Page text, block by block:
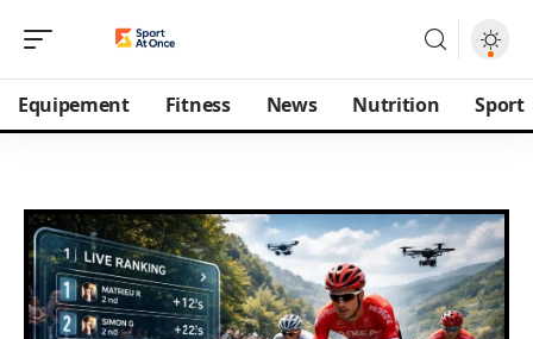
Equipement Fitness News Nutrition Sport